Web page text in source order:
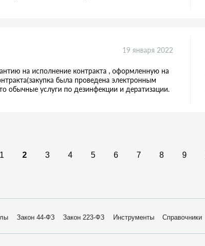
19 января 2022
на исполнение контракта , оформленную на
была проведена электронным
обычные услуги по дезинфекции и дератизации.
1 2 3 4 5 6 7 8 9
Закон 44-ФЗ Закон 223-ФЗ Инструменты Справочники